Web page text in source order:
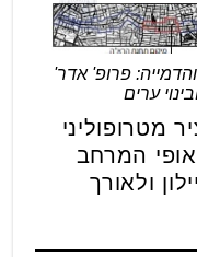
פרופ' אדר'
ערים
מטרופוליני
המרחב
ולאורך